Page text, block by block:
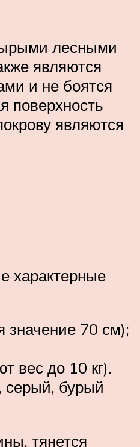
лесными
являются
и не боятся
поверхность
являются
характерные
значение 70 см);
вес до 10 кг).
серый, бурый
тянется